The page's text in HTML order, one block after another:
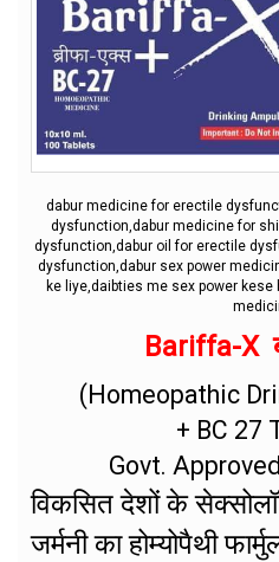
dabur medicine for erectile
dysfunction,dabur medicine for
dysfunction,dabur oil for erectile
dysfunction,dabur sex power
ke liye,daibties me sex power
Bariffa-X
(Homeopathic
+ BC 27
Govt.
विकसित देशों के
जर्मनी का होम्योपैथी